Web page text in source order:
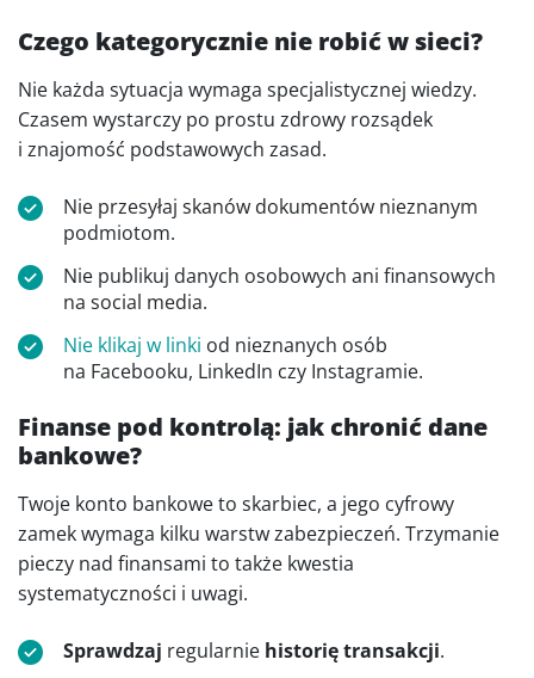
Czego kategorycznie nie robić w sieci?
Nie każda sytuacja wymaga specjalistycznej wiedzy.
Czasem wystarczy po prostu zdrowy rozsądek
i znajomość podstawowych zasad.
Nie przesyłaj skanów dokumentów nieznanym
podmiotom.
Nie publikuj danych osobowych ani finansowych
na social media.
Nie klikaj w linki od nieznanych osób
na Facebooku, LinkedIn czy Instagramie.
Finanse pod kontrolą: jak chronić dane
bankowe?
Twoje konto bankowe to skarbiec, a jego cyfrowy
zamek wymaga kilku warstw zabezpieczeń. Trzymanie
pieczy nad finansami to także kwestia
systematyczności i uwagi.
Sprawdzaj regularnie historię transakcji.